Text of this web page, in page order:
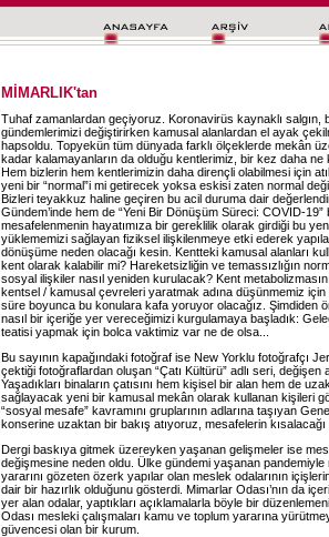
MİMARLIK'tan
Tuhaf zamanlardan geçiyoruz. Koronavirüs kaynaklı salgın,
gündemlerimizi değiştirirken kamusal alanlardan el ayak
hapsoldu. Topyekün tüm dünyada farklı ölçeklerde mekân
kadar kalamayanların da olduğu kentlerimiz, bir kez daha ne
Hem bizlerin hem kentlerimizin daha dirençli olabilmesi için
yeni bir “normal”i mi getirecek yoksa eskisi zaten normal
Bizleri teyakkuz haline geçiren bu acil duruma dair
Gündem’inde hem de “Yeni Bir Dönüşüm Süreci: COVID-19”
mesafelenmenin hayatımıza bir gereklilik olarak girdiği bu
yüklememizi sağlayan fiziksel ilişkilenmeye etki ederek
dönüşüme neden olacağı kesin. Kentteki kamusal alanları
kent olarak kalabilir mi? Hareketsizliğin ve temassızlığın
sosyal ilişkiler nasıl yeniden kurulacak? Kent
kentsel / kamusal çevreleri yaratmak adına düşünmemiz
süre boyunca bu konulara kafa yoruyor olacağız. Şimdiden
nasıl bir içeriğe yer vereceğimizi kurgulamaya başladık:
teatisi yapmak için bolca vaktimiz var ne de olsa...
Bu sayının kapağındaki fotoğraf ise New Yorklu fotoğrafçı
çektiği fotoğraflardan oluşan “Çatı Kültürü” adlı seri, değişen
Yaşadıkları binaların çatısını hem kişisel bir alan hem de
sağlayacak yeni bir kamusal mekân olarak kullanan kişileri
“sosyal mesafe” kavramını gruplarının adlarına taşıyan
konserine uzaktan bir bakış atıyoruz, mesafelerin kısalacağı
Dergi baskıya gitmek üzereyken yaşanan gelişmeler ise
değişmesine neden oldu. Ülke gündemi yaşanan pandemiyle
yararını gözeten özerk yapılar olan meslek odalarının
dair bir hazırlık olduğunu gösterdi. Mimarlar Odası’nın da
yer alan odalar, yaptıkları açıklamalarla böyle bir
Odası mesleki çalışmaları kamu ve toplum yararına
güvencesi olan bir kurum.